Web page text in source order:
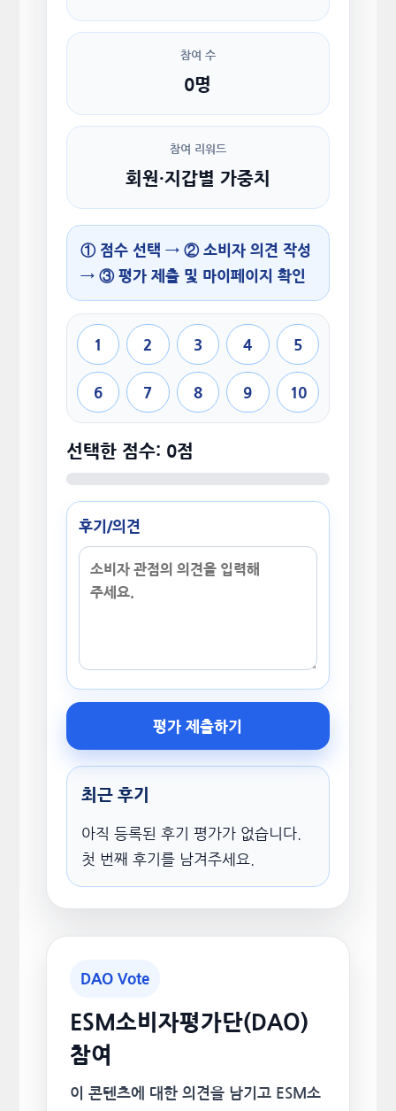
참여 수
0명
참여 리워드
회원·지갑별 가중치
① 점수 선택 → ② 소비자 의견 작성
→ ③ 평가 제출 및 마이페이지 확인
1 2 3 4 5
6 7 8 9 10
선택한 점수: 0점
후기/의견
평가 제출하기
최근 후기
아직 등록된 후기 평가가 없습니다.
첫 번째 후기를 남겨주세요.
DAO Vote
ESM소비자평가단(DAO)
참여
이 콘텐츠에 대한 의견을 남기고 ESM소